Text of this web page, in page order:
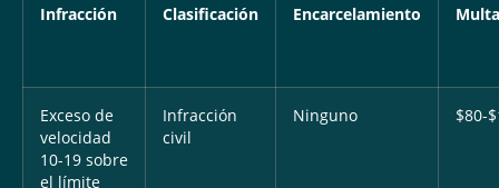
Infracción Clasificación Encarcelamiento Multa
Exceso de
velocidad
10-19 sobre
el límite
Infracción
civil
Ninguno $80-